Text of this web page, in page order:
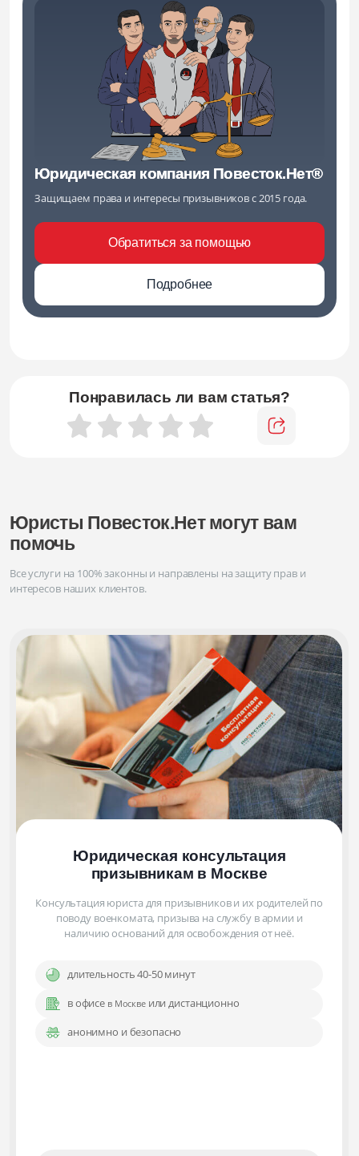
Юридическая компания Повесток.Нет®
Защищаем права и интересы призывников с 2015 года.
Подробнее
Обратиться за помощью
Понравилась ли вам статья?
Юристы Повесток.Нет могут вам
помочь
Все услуги на 100% законны и направлены на защиту прав и
интересов наших клиентов.
Юридическая консультация
призывникам в Москве
Консультация юриста для призывников и их родителей по
поводу военкомата, призыва на службу в армии и
наличию оснований для освобождения от неё.
длительность 40-50 минут
в офисе в Москвеили дистанционно
анонимно и безопасно